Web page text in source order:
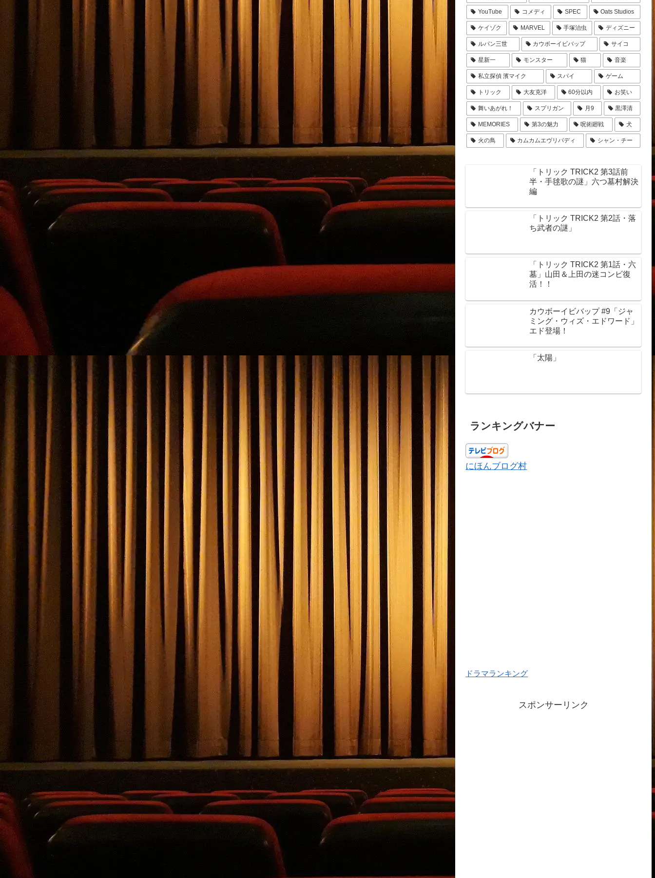
YouTube コメディ SPEC Oats Studios
ケイゾク MARVEL 手塚治虫 ディズニー
ルパン三世 カウボーイビバップ サイコ
星新一 モンスター 猫 音楽
私立探偵 濱マイク スパイ ゲーム
トリック 大友克洋 60分以内 お笑い
舞いあがれ！ スプリガン 月9 黒澤清
MEMORIES 第3の魅力 呪術廻戦 犬
火の鳥 カムカムエヴリバディ シャン・チー
「トリック TRICK2 第3話前
半・手毬歌の謎」六つ墓村解決
編
「トリック TRICK2 第2話・落
ち武者の謎」
「トリック TRICK2 第1話・六
墓」山田＆上田の迷コンビ復
活！！
カウボーイビバップ #9「ジャ
ミング・ウィズ・エドワード」
エド登場！
「太陽」
ランキングバナー
にほんブログ村
ドラマランキング
スポンサーリンク